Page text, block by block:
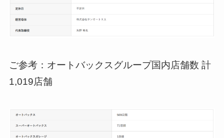
ご参考：オートバックスグループ国内店舗数 計
1,019店舗